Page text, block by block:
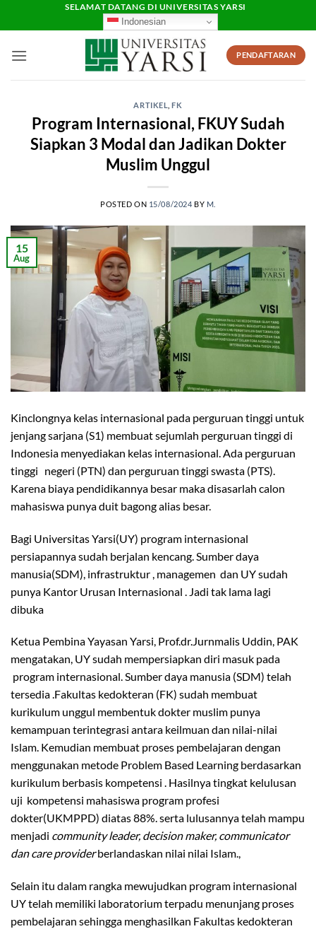
SELAMAT DATANG DI UNIVERSITAS YARSI
Indonesian
PENDAFTARAN
ARTIKEL ,FK
Program Internasional, FKUY Sudah
Siapkan 3 Modal dan Jadikan Dokter
Muslim Unggul
POSTED ON 15/08/2024 BY M.
15
Aug
Kinclongnya kelas internasional pada perguruan tinggi untuk
jenjang sarjana (S1) membuat sejumlah perguruan tinggi di
Indonesia menyediakan kelas internasional. Ada perguruan
tinggi negeri (PTN) dan perguruan tinggi swasta (PTS).
Karena biaya pendidikannya besar maka disasarlah calon
mahasiswa punya duit bagong alias besar.
Bagi Universitas Yarsi(UY) program internasional
persiapannya sudah berjalan kencang. Sumber daya
manusia(SDM), infrastruktur , managemen dan UY sudah
punya Kantor Urusan Internasional . Jadi tak lama lagi
dibuka
Ketua Pembina Yayasan Yarsi, Prof.dr.Jurnmalis Uddin, PAK
mengatakan, UY sudah mempersiapkan diri masuk pada
program internasional. Sumber daya manusia (SDM) telah
tersedia .Fakultas kedokteran (FK) sudah membuat
kurikulum unggul membentuk dokter muslim punya
kemampuan terintegrasi antara keilmuan dan nilai-nilai
Islam. Kemudian membuat proses pembelajaran dengan
menggunakan metode Problem Based Learning berdasarkan
kurikulum berbasis kompetensi . Hasilnya tingkat kelulusan
uji kompetensi mahasiswa program profesi
dokter(UKMPPD) diatas 88%. serta lulusannya telah mampu
menjadi community leader, decision maker, communicator
dan care providerberlandaskan nilai nilai Islam.,
Selain itu dalam rangka mewujudkan program internasional
UY telah memiliki laboratorium terpadu menunjang proses
pembelajaran sehingga menghasilkan Fakultas kedokteran